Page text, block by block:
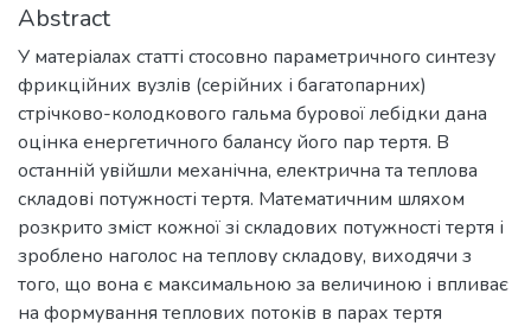
Abstract
У матеріалах статті стосовно параметричного синтезу
фрикційних вузлів (серійних і багатопарних)
стрічково-колодкового гальма бурової лебідки дана
оцінка енергетичного балансу його пар тертя. В
останній увійшли механічна, електрична та теплова
складові потужності тертя. Математичним шляхом
розкрито зміст кожної зі складових потужності тертя і
зроблено наголос на теплову складову, виходячи з
того, що вона є максимальною за величиною і впливає
на формування теплових потоків в парах тертя